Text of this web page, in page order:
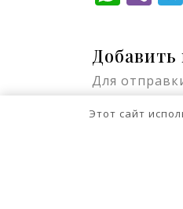
Для
Этот сайт